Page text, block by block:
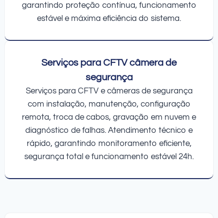
garantindo proteção contínua, funcionamento
estável e máxima eficiência do sistema.
Serviços para CFTV câmera de
segurança
Serviços para CFTV e câmeras de segurança
com instalação, manutenção, configuração
remota, troca de cabos, gravação em nuvem e
diagnóstico de falhas. Atendimento técnico e
rápido, garantindo monitoramento eficiente,
segurança total e funcionamento estável 24h.